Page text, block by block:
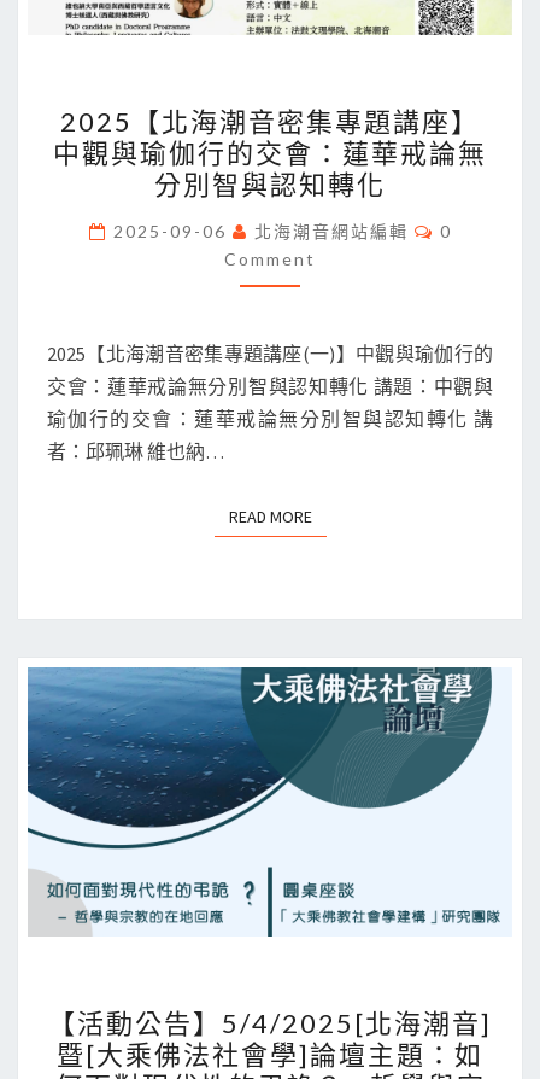
教
（”
SINIFICATION
OF
IN
BUDDHISM）
海
潮
音
密
集
專
講
座】
中
瑜
的
會：
戒
分
別
智
認
知
2025【北海潮音密集專題講座】
中觀與瑜伽行的交會：蓮華戒論無
分別智與認知轉化
2025-09-06 北海潮音網站編輯 Comments
0
Comment
2025【北海潮音密集專題講座(一)】中觀與瑜伽行的
交會：蓮華戒論無分別智與認知轉化 講題：中觀與
瑜伽行的交會：蓮華戒論無分別智與認知轉化 講
者：邱珮琳 維也納…
READ MOREREAD MORE
動
公
【活動公告】5/4/2025[北海潮音]
暨[大乘佛法社會學]論壇主題：如